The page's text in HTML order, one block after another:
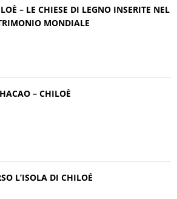
– LE CHIESE DI LEGNO INSERITE NEL
MONDIALE
– CHILOÈ
L’ISOLA DI CHILOÉ